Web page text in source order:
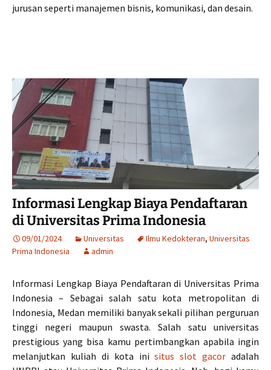
jurusan seperti manajemen bisnis, komunikasi, dan desain.
Informasi Lengkap Biaya Pendaftaran
di Universitas Prima Indonesia
09/01/2024 Universitas Ilmu Kedokteran, Universitas
Prima Indonesia
admin
Informasi Lengkap Biaya Pendaftaran di Universitas Prima
Indonesia – Sebagai salah satu kota metropolitan di
Indonesia, Medan memiliki banyak sekali pilihan perguruan
tinggi negeri maupun swasta. Salah satu universitas
prestigious yang bisa kamu pertimbangkan apabila ingin
melanjutkan kuliah di kota inisitus slot gacor adalah